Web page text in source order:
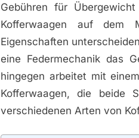
Gebühren für
Kofferwaagen auf dem
Eigenschaften
eine Federmechanik das
hingegen arbeitet mit
Kofferwaagen, die beide
verschiedenen Arten von